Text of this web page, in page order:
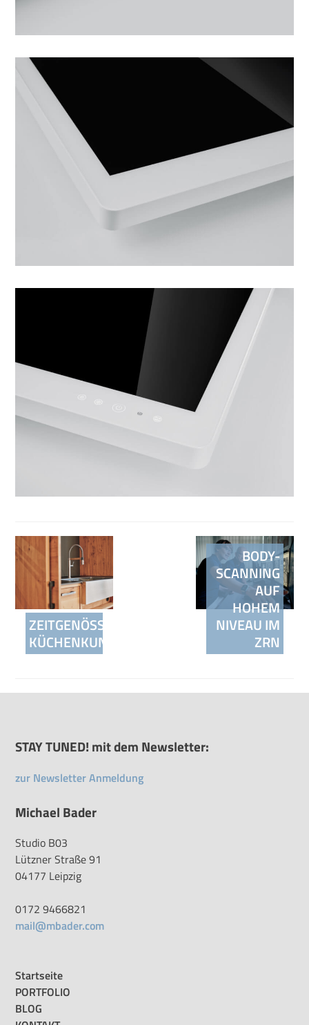
Beitragsnavigation
ZEITGENÖSSISCHES
KÜCHENKUNSTWERK
BODY-
SCANNING
AUF
HOHEM
NIVEAU IM
ZRN
STAY TUNED! mit dem Newsletter:
zur Newsletter Anmeldung
Michael Bader
Studio B03
Lützner Straße 91
04177 Leipzig
0172 9466821
mail@mbader.com
Startseite
PORTFOLIO
BLOG